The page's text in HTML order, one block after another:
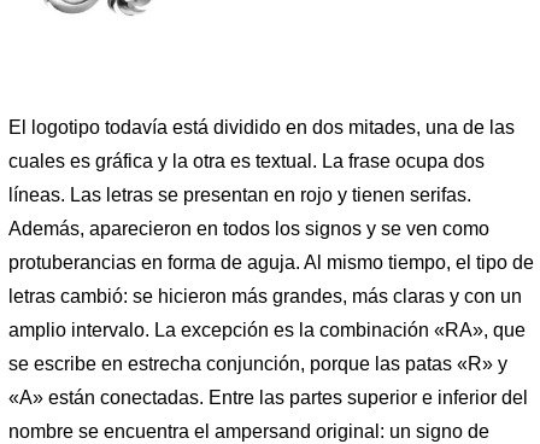
El logotipo todavía está dividido en dos mitades, una de las
cuales es gráfica y la otra es textual. La frase ocupa dos
líneas. Las letras se presentan en rojo y tienen serifas.
Además, aparecieron en todos los signos y se ven como
protuberancias en forma de aguja. Al mismo tiempo, el tipo de
letras cambió: se hicieron más grandes, más claras y con un
amplio intervalo. La excepción es la combinación «RA», que
se escribe en estrecha conjunción, porque las patas «R» y
«A» están conectadas. Entre las partes superior e inferior del
nombre se encuentra el ampersand original: un signo de